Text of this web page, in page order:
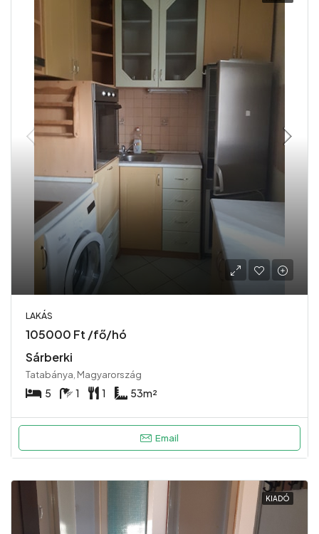
LAKÁS
105000 Ft /fő/hó
Sárberki
Tatabánya, Magyarország
5 1 1 53m²
Email
KIADÓ